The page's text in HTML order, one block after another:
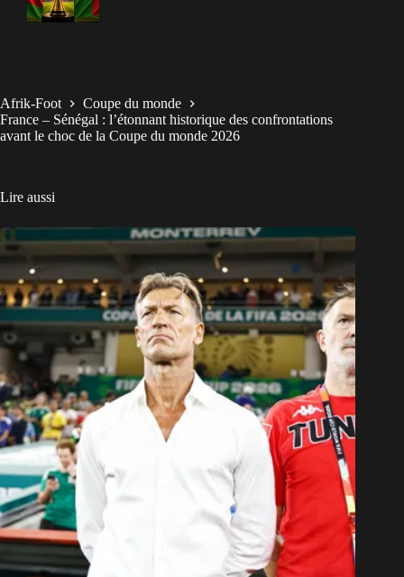
Afrik-Foot
Coupe du monde
France – Sénégal : l’étonnant historique des confrontations
avant le choc de la Coupe du monde 2026
Lire aussi